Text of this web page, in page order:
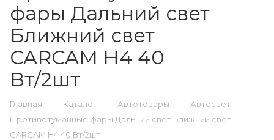
фары Дальний свет
Ближний свет
CARCAM H4 40
Вт/2шт
Главная — Каталог — Автотовары — Автосвет —
Противотуманные фары Дальний свет Ближний свет
CARCAM H4 40 Вт/2шт